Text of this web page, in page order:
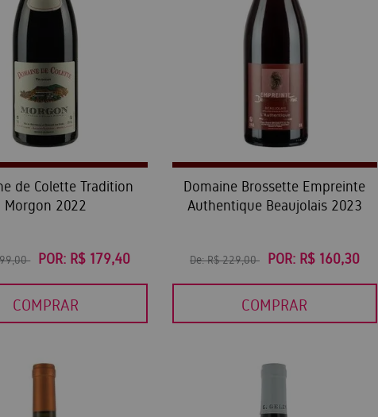
de Colette Tradition
Morgon 2022
POR: R$ 179,40
COMPRAR
Domaine Brossette Empreinte
Authentique Beaujolais 2023
De:R$ 229,00 POR: R$ 160,30
COMPRAR